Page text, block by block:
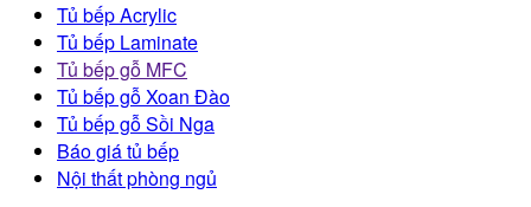
Tủ bếp Acrylic
Tủ bếp Laminate
Tủ bếp gỗ MFC
Tủ bếp gỗ Xoan Đào
Tủ bếp gỗ Sồi Nga
Báo giá tủ bếp
Nội thất phòng ngủ